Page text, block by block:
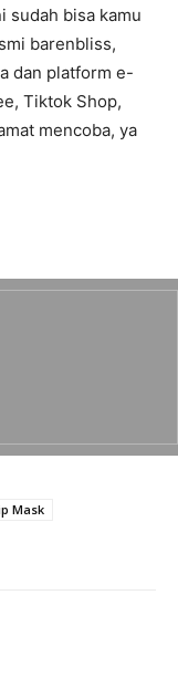
sudah bisa kamu
barenbliss,
dan platform e-
Tiktok Shop,
mencoba, ya
Mask